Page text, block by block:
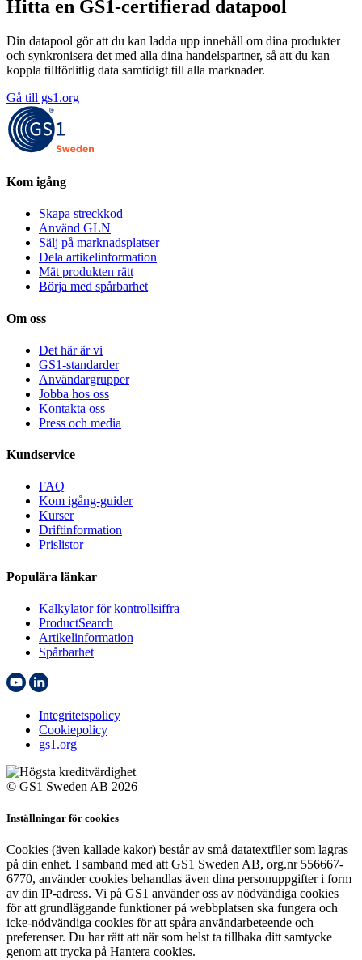
Hitta en GS1-certifierad datapool
Din datapool gör att du kan ladda upp innehåll om dina produkter
och synkronisera det med alla dina handelspartner, så att du kan
koppla tillförlitlig data samtidigt till alla marknader.
Gå till gs1.org
Kom igång
Skapa streckkod
Använd GLN
Sälj på marknadsplatser
Dela artikelinformation
Mät produkten rätt
Börja med spårbarhet
Om oss
Det här är vi
GS1-standarder
Användargrupper
Jobba hos oss
Kontakta oss
Press och media
Kundservice
FAQ
Kom igång-guider
Kurser
Driftinformation
Prislistor
Populära länkar
Kalkylator för kontrollsiffra
ProductSearch
Artikelinformation
Spårbarhet
Integritetspolicy
Cookiepolicy
gs1.org
© GS1 Sweden AB 2026
Inställningar för cookies
Cookies (även kallade kakor) består av små datatextfiler som lagras
på din enhet. I samband med att GS1 Sweden AB, org.nr 556667-
6770, använder cookies behandlas även dina personuppgifter i form
av din IP-adress. Vi på GS1 använder oss av nödvändiga cookies
för att grundläggande funktioner på webbplatsen ska fungera och
icke-nödvändiga cookies för att spåra användarbeteende och
preferenser. Du har rätt att när som helst ta tillbaka ditt samtycke
genom att trycka på Hantera cookies.